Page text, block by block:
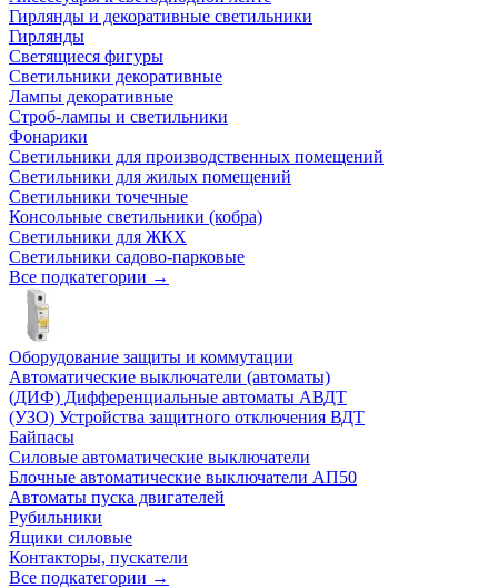
Гирлянды и декоративные светильники
Гирлянды
Светящиеся фигуры
Светильники декоративные
Лампы декоративные
Строб-лампы и светильники
Фонарики
Светильники для производственных помещений
Светильники для жилых помещений
Светильники точечные
Консольные светильники (кобра)
Светильники для ЖКХ
Светильники садово-парковые
Все подкатегории →
Оборудование защиты и коммутации
Автоматические выключатели (автоматы)
(ДИФ) Дифференциальные автоматы АВДТ
(УЗО) Устройства защитного отключения ВДТ
Байпасы
Силовые автоматические выключатели
Блочные автоматические выключатели АП50
Автоматы пуска двигателей
Рубильники
Ящики силовые
Контакторы, пускатели
Все подкатегории →